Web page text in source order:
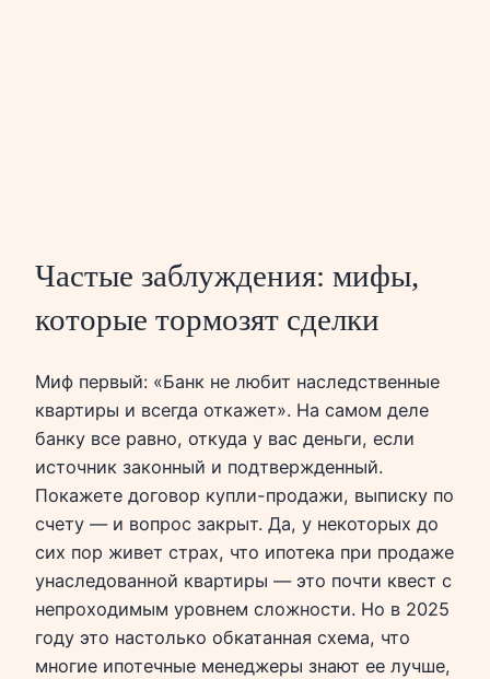
Частые заблуждения: мифы,
которые тормозят сделки
Миф первый: «Банк не любит наследственные
квартиры и всегда откажет». На самом деле
банку все равно, откуда у вас деньги, если
источник законный и подтвержденный.
Покажете договор купли-продажи, выписку по
счету — и вопрос закрыт. Да, у некоторых до
сих пор живет страх, что ипотека при продаже
унаследованной квартиры — это почти квест с
непроходимым уровнем сложности. Но в 2025
году это настолько обкатанная схема, что
многие ипотечные менеджеры знают ее лучше,